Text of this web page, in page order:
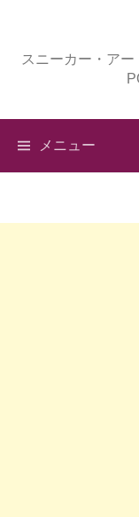
スニーカー・ア
メニュー